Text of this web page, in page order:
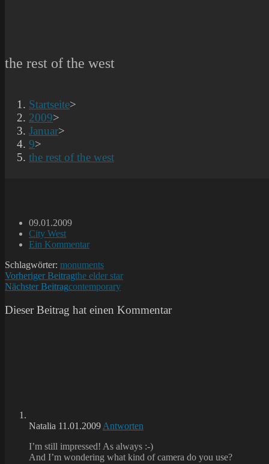
the rest of the west
Startseite>
2009>
Januar>
9>
the rest of the west
Beitrag
veröffentlicht:
09.01.2009
Beitrags-
Kategorie:
City West
Beitrags-
Ein Kommentar
Schlagwörter: monuments
Weitere
Artikel
ansehen
Vorheriger Beitragthe elder star
Nächster Beitragcontemporary
Dieser Beitrag hat einen Kommentar
Natalia 11.01.2009 Antworten
I’m still impressed! As always :-)
And I’m wondering what kind of camera do you use?